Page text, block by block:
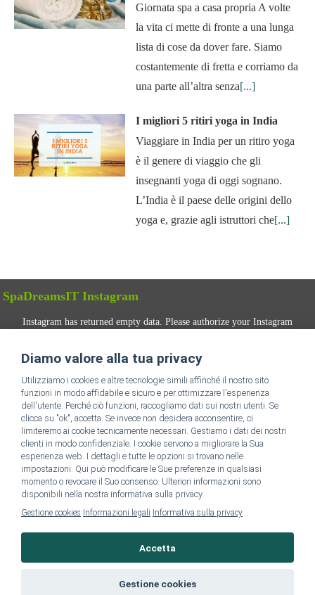
Giornata spa a casa propria A volte
la vita ci mette di fronte a una lunga
lista di cose da dover fare. Siamo
costantemente di fretta e corriamo da
una parte all’altra senza[...]
I migliori 5 ritiri yoga in India
Viaggiare in India per un ritiro yoga
è il genere di viaggio che gli
insegnanti yoga di oggi sognano.
L’India è il paese delle origini dello
yoga e, grazie agli istruttori che[...]
SpaDreamsIT Instagram
Instagram has returned empty data. Please authorize your Instagram
SEGUICI
Vai alla homepage di SpaDreams IT
Informazioni Legali
Diamo valore alla tua privacy
Utilizziamo i cookies e altre tecnologie simili affinché il nostro sito
funzioni in modo affidabile e sicuro e per ottimizzare l'esperienza
dell'utente. Perché ciò funzioni, raccogliamo dati sui nostri utenti. Se
clicca su "ok", accetta. Se invece non desidera acconsentire, ci
limiteremo ai cookie tecnicamente necessari. Gestiamo i dati dei nostri
clienti in modo confidenziale. I cookie servono a migliorare la Sua
esperienza web. I dettagli e tutte le opzioni si trovano nelle
impostazioni. Qui può modificare le Sue preferenze in qualsiasi
momento o revocare il Suo consenso. Ulteriori informazioni sono
disponibili nella nostra informativa sulla privacy.
Gestione cookies Informazioni legali Informativa sulla privacy
Accetta
Gestione cookies